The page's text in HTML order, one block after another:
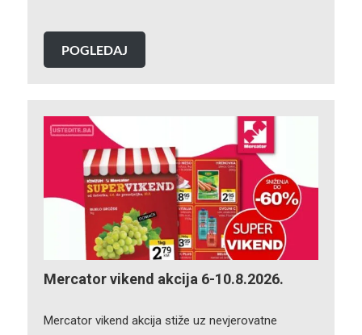
POGLEDAJ
Mercator vikend akcija 6-10.8.2026.
Mercator vikend akcija stiže uz nevjerovatne